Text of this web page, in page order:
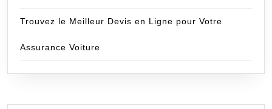
Trouvez le Meilleur Devis en Ligne pour Votre
Assurance Voiture